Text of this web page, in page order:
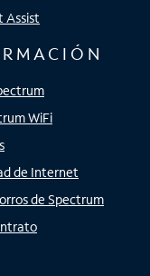
Assist
WiFi
de Internet
de Spectrum